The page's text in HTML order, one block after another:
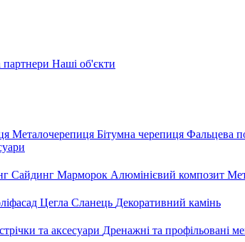
Наші об'єкти
Металочерепиця Бітумна черепиця Фальцева
Сайдинг Марморок Алюмінієвий композит
Цегла Сланець Декоративний камінь
та аксесуари Дренажні та профільовані